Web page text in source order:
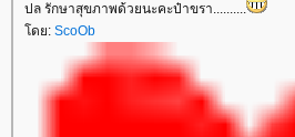
ปล รักษาสุขภาพด้วยนะคะป๋าขรา..........
ดย: ScoOb